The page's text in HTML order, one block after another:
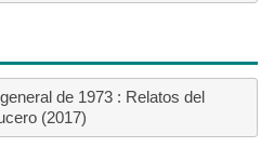
de 1973 : Relatos del
(2017)